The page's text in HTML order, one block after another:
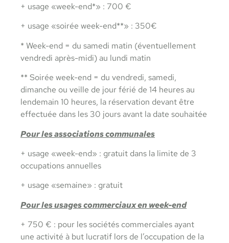
+ usage «week-end*» : 700 €
+ usage «soirée week-end**» : 350€
* Week-end = du samedi matin (éventuellement
vendredi après-midi) au lundi matin
** Soirée week-end = du vendredi, samedi,
dimanche ou veille de jour férié de 14 heures au
lendemain 10 heures, la réservation devant être
effectuée dans les 30 jours avant la date souhaitée
Pour les associations communales
+ usage «week-end» : gratuit dans la limite de 3
occupations annuelles
+ usage «semaine» : gratuit
Pour les usages commerciaux en week-end
+ 750 € : pour les sociétés commerciales ayant
une activité à but lucratif lors de l’occupation de la